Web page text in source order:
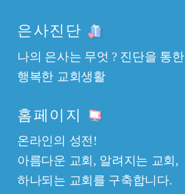
은사진단
나의 은사는 무엇 ? 진단을 통한
행복한 교회생활
홈페이지
온라인의 성전!
아름다운 교회, 알려지는 교회,
하나되는 교회를 구축합니다.